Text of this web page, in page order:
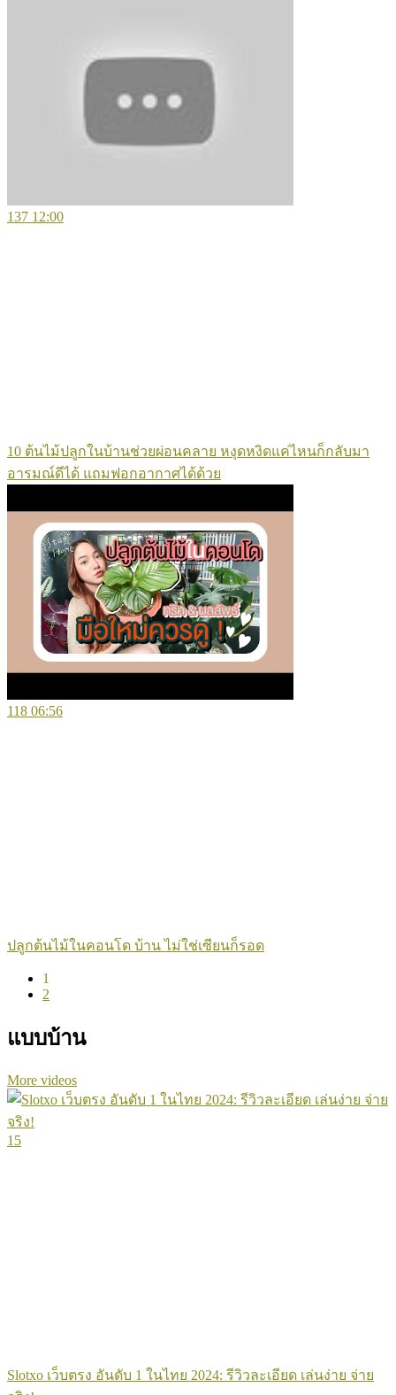
137 12:00
10 ต้นไม้ปลูกในบ้านช่วยผ่อนคลาย หงุดหงิดแค่ไหนก็กลับมา
อารมณ์ดีได้ แถมฟอกอากาศได้ด้วย
118 06:56
ปลูกต้นไม้ในคอนโด บ้าน ไม่ใช่เซียนก็รอด
1
2
แบบบ้าน
More videos
15
Slotxo เว็บตรง อันดับ 1 ในไทย 2024: รีวิวละเอียด เล่นง่าย จ่าย